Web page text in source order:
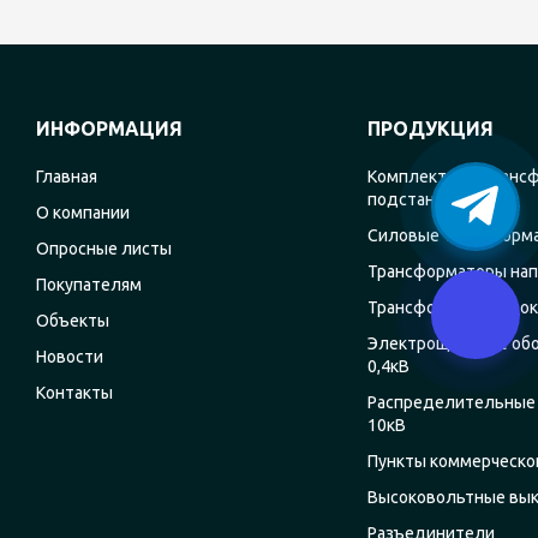
ИНФОРМАЦИЯ
Главная
О компании
Опросные листы
Покупателям
Объекты
Новости
Контакты
ПРОДУКЦИЯ
Комплектные
подстанции
Силовые
Трансформаторы
Трансформаторы
Электрощитовое
0,4кВ
Распределительные
10кВ
Пункты
Высоковольтные
Разъединители